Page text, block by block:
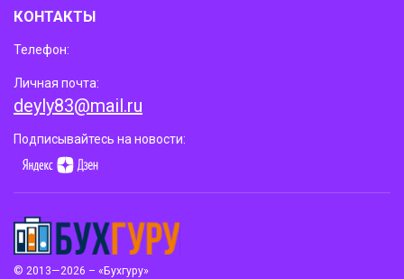
© 2013—2026 – «Бухгуру»
КОНТАКТЫ
Телефон:
Личная почта:
deyly83@mail.ru
Подписывайтесь на новости: